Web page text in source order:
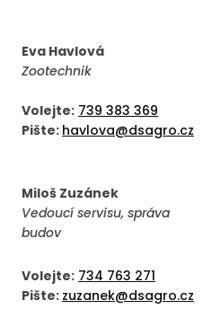
Eva Havlová
Zootechnik
Volejte: 739 383 369
Pište: havlova@dsagro.cz
Miloš Zuzánek
Vedoucí servisu, správa
budov
Volejte: 734 763 271
Pište: zuzanek@dsagro.cz